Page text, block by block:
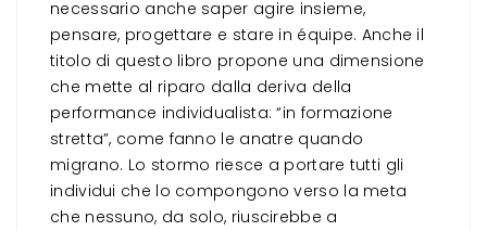
necessario anche saper agire insieme,
pensare, progettare e stare in équipe. Anche il
titolo di questo libro propone una dimensione
che mette al riparo dalla deriva della
performance individualista: “in formazione
stretta”, come fanno le anatre quando
migrano. Lo stormo riesce a portare tutti gli
individui che lo compongono verso la meta
che nessuno, da solo, riuscirebbe a